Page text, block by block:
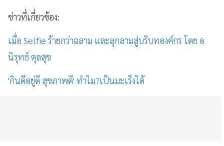
ข่าวที่เกี่ยวข้อง:
เมื่อ Selfie ร้ายกว่าฉลาม และลุกลามสู่บริบทองค์กร โดย อ
นิรุทธ์ ตุลสุข
'กินดีอยู่ดี สุขภาพดี' ทำไม?เป็นมะเร็งได้